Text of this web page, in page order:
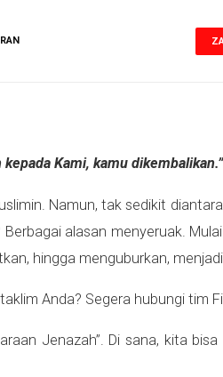
Kami, kamu dikembalikan.”
Namun, tak sedikit
alasan menyeruak.
hingga menguburkan,
Anda? Segera hubungi tim
Jenazah”. Di sana, kita
secara